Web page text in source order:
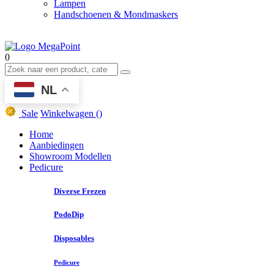
Lampen
Handschoenen & Mondmaskers
0
NL
Sale Winkelwagen ()
Home
Aanbiedingen
Showroom Modellen
Pedicure
Diverse Frezen
PodoDip
Disposables
Pedicure